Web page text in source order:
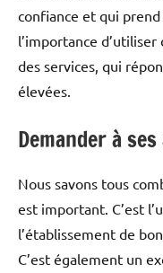
confiance et qui
l’importance
des services, qui
élevées.
Demander à
Nous savons tous
est important. C’est
l’établissement de
C’est également un